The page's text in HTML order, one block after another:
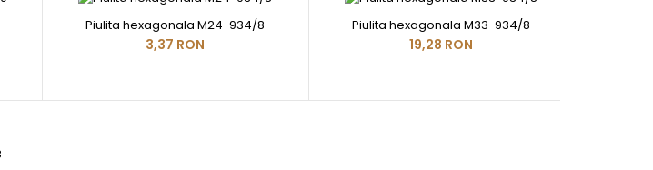
Piulita hexagonala M24-934/8
3,37 RON
Piulita hexagonala M33-934/8
19,28 RON